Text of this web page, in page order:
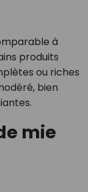
à
produits
ou riches
bien
mie